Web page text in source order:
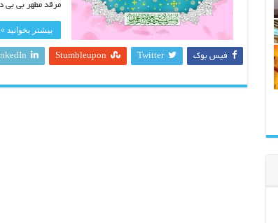
مرقد مطهر بی
بیشتر بخوانید »
فیس بوک Twitter
Stumbleupon